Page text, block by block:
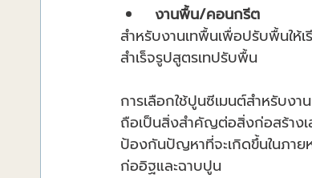
งานพื้น/คอนกรีต
สำหรับงานเทพื้นเพื่อปรับพื้นใ
สำเร็จรูปสูตรเทปรับพื้น
การเลือกใช้ปูนซีเมนต์สำหรับง
ถือเป็นสิ่งสำคัญต่อสิ่งก่อสร้างเ
ป้องกันปัญหาที่จะเกิดขึ้นในภาย
ก่ออิฐและฉาบปูน